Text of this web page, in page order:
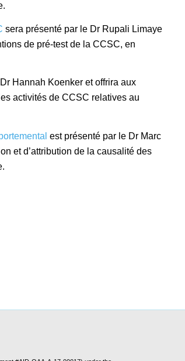
sera présenté par le Dr Rupali Limaye
de pré-test de la CCSC, en
Hannah Koenker et offrira aux
activités de CCSC relatives au
est présenté par le Dr Marc
et d’attribution de la causalité des